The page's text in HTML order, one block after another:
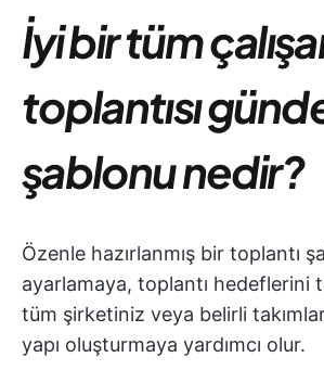
İyi bir tüm
toplantısı
şablonu nedir?
Özenle hazırlanmış bir toplantı
ayarlamaya, toplantı hedeflerini
tüm şirketiniz veya belirli
yapı oluşturmaya yardımcı olur.